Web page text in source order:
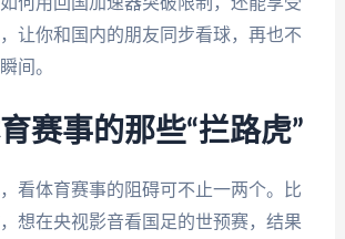
让你和国内的朋友同步看球，再也不
间。
赛事的那些“拦路虎”
看体育赛事的阻碍可不止一两个。比
想在央视影音看国足的世预赛，结果